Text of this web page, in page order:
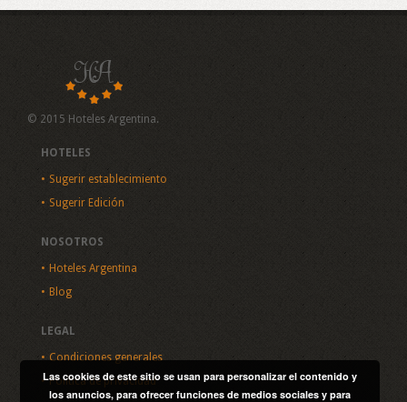
© 2015 Hoteles Argentina.
HOTELES
Sugerir establecimiento
Sugerir Edición
NOSOTROS
Hoteles Argentina
Blog
LEGAL
Condiciones generales
Política de privacidad
Las cookies de este sitio se usan para personalizar el contenido y
los anuncios, para ofrecer funciones de medios sociales y para